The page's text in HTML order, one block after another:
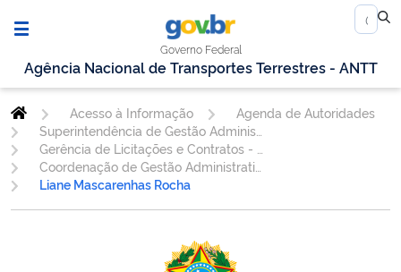
Governo Federal
Agência Nacional de Transportes Terrestres - ANTT
Acesso à Informação
Agenda de Autoridades
Superintendência de Gestão Administrativa
Liane Mascarenhas Rocha